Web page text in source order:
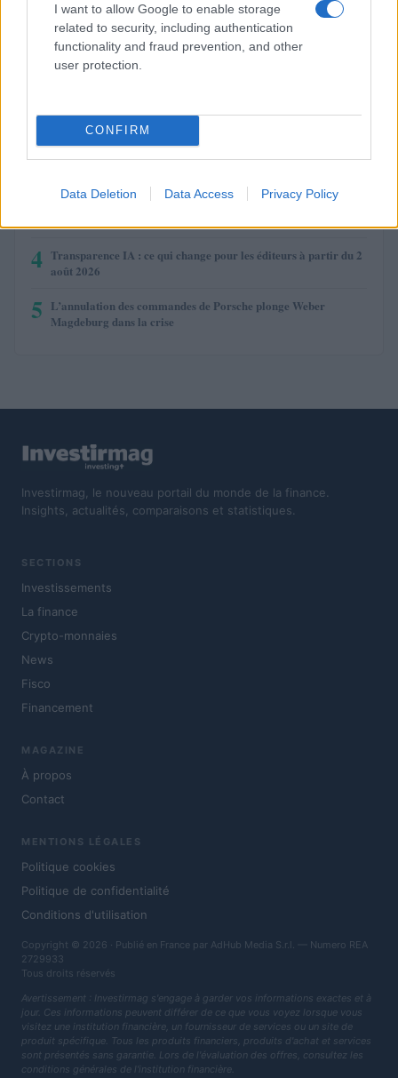
I want to allow Google to enable storage
related to security, including authentication
functionality and fraud prevention, and other
user protection.
CONFIRM
Data Deletion Data Access Privacy Policy
(BNB)
PLUS LUS
1 AMP : Peut-il atteindre 1 dollar ?
2
Échange automatique de données fiscales : la France adopte le
4 Transparence IA : ce qui change pour les éditeurs à partir du 2
août 2026
5 L’annulation des commandes de Porsche plonge Weber
Magdeburg dans la crise
Investirmag, le nouveau portail du monde de la finance.
Insights, actualités, comparaisons et statistiques.
SECTIONS
Investissements
La finance
Crypto-monnaies
News
Fisco
Financement
MAGAZINE
À propos
Contact
MENTIONS LÉGALES
Politique cookies
Politique de confidentialité
Conditions d'utilisation
Copyright © 2026 · Publié en France par AdHub Media S.r.l. — Numero REA
2729933
Tous droits réservés
Avertissement : Investirmag s'engage à garder vos informations exactes et à
jour. Ces informations peuvent différer de ce que vous voyez lorsque vous
visitez une institution financière, un fournisseur de services ou un site de
produit spécifique. Tous les produits financiers, produits d'achat et services
sont présentés sans garantie. Lors de l'évaluation des offres, consultez les
conditions générales de l'institution financière.